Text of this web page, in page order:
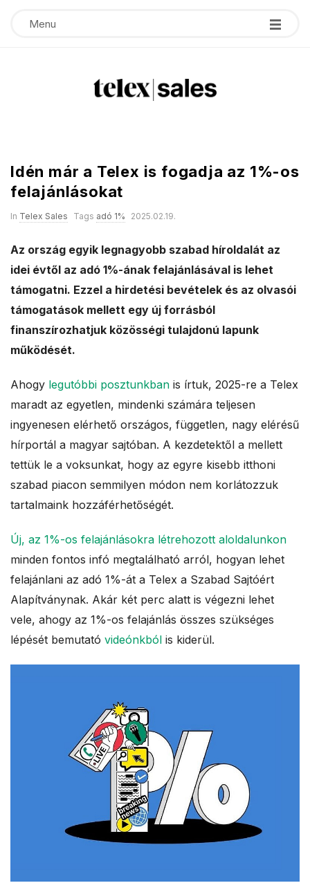
Menu
l
e
x
s
a
e
s
Idén már a Telex is fogadja az 1%-os
felajánlásokat
In Telex Sales Tags adó 1% 2025.02.19.
Az ország egyik legnagyobb szabad híroldalát az
idei évtől az adó 1%-ának felajánlásával is lehet
támogatni. Ezzel a hirdetési bevételek és az olvasói
támogatások mellett egy új forrásból
finanszírozhatjuk közösségi tulajdonú lapunk
működését.
Ahogy legutóbbi posztunkban is írtuk, 2025-re a Telex
maradt az egyetlen, mindenki számára teljesen
ingyenesen elérhető országos, független, nagy elérésű
hírportál a magyar sajtóban. A kezdetektől a mellett
tettük le a voksunkat, hogy az egyre kisebb itthoni
szabad piacon semmilyen módon nem korlátozzuk
tartalmaink hozzáférhetőségét.
Új, az 1%-os felajánlásokra létrehozott aloldalunkon
minden fontos infó megtalálható arról, hogyan lehet
felajánlani az adó 1%-át a Telex a Szabad Sajtóért
Alapítványnak. Akár két perc alatt is végezni lehet
vele, ahogy az 1%-os felajánlás összes szükséges
lépését bemutató videónkból is kiderül.